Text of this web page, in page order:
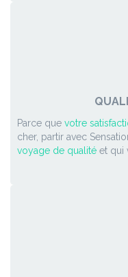
Parce que votre
cher, partir avec
voyage de qualité et qui